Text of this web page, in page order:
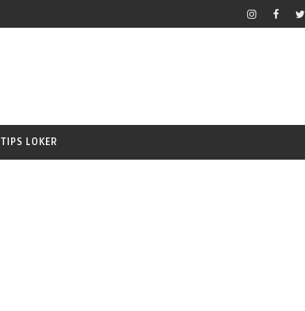
TIPS LOKER